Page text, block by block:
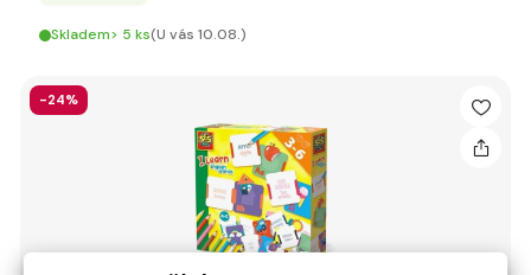
Skladem> 5 ks(U vás 10.08.)
-24%